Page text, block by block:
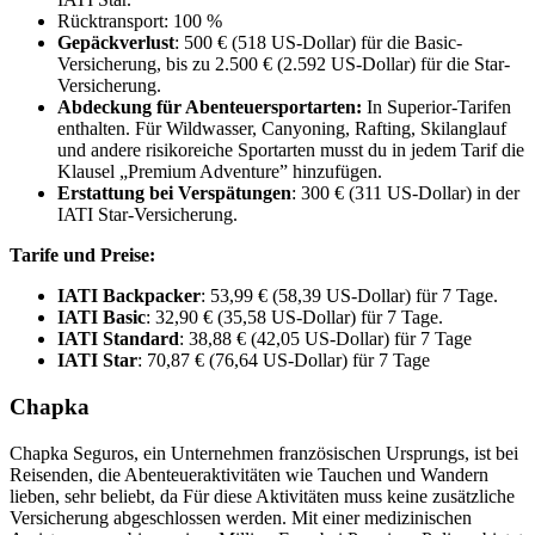
Rücktransport: 100 %
Gepäckverlust: 500 € (518 US-Dollar) für die Basic-
Versicherung, bis zu 2.500 € (2.592 US-Dollar) für die Star-
Versicherung.
Abdeckung für Abenteuersportarten: In Superior-Tarifen
enthalten. Für Wildwasser, Canyoning, Rafting, Skilanglauf
und andere risikoreiche Sportarten musst du in jedem Tarif die
Klausel „Premium Adventure” hinzufügen.
Erstattung bei Verspätungen: 300 € (311 US-Dollar) in der
IATI Star-Versicherung.
Tarife und Preise:
IATI Backpacker: 53,99 € (58,39 US-Dollar) für 7 Tage.
IATI Basic: 32,90 € (35,58 US-Dollar) für 7 Tage.
IATI Standard: 38,88 € (42,05 US-Dollar) für 7 Tage
IATI Star: 70,87 € (76,64 US-Dollar) für 7 Tage
Chapka
Chapka Seguros, ein Unternehmen französischen Ursprungs, ist bei
Reisenden, die Abenteueraktivitäten wie Tauchen und Wandern
lieben, sehr beliebt, da Für diese Aktivitäten muss keine zusätzliche
Versicherung abgeschlossen werden. Mit einer medizinischen